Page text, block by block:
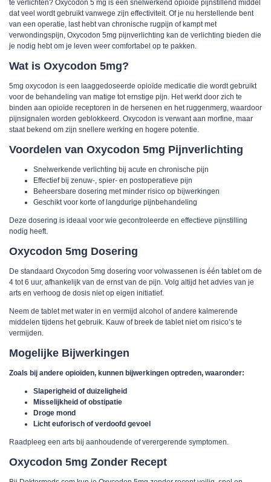
te verlichten? Oxycodon 5 mg is een snelwerkend opioïde pijnstillend middel
dat veel wordt gebruikt vanwege zijn effectiviteit. Of je nu herstellende bent
van een operatie, last hebt van chronische rugpijn of kampt met
verwondingspijn, Oxycodon 5mg pijnverlichting kan de verlichting bieden die
je nodig hebt om je leven weer comfortabel op te pakken.
Wat is Oxycodon 5mg?
5mg oxycodon is een laaggedoseerde opioïde medicatie die wordt gebruikt
voor de behandeling van matige tot ernstige pijn. Het werkt door zich te
binden aan opioïde receptoren in de hersenen en het ruggenmerg, waardoor
pijnsignalen worden geblokkeerd. Oxycodon is verwant aan morfine, maar
staat bekend om zijn snellere werking en hogere potentie.
Voordelen van Oxycodon 5mg Pijnverlichting
Snelwerkende verlichting bij acute en chronische pijn
Effectief bij zenuw-, spier- en postoperatieve pijn
Beheersbare dosering met minder risico op bijwerkingen
Geschikt voor korte of langdurige pijnbehandeling
Deze dosering is ideaal voor wie gecontroleerde en effectieve pijnstilling
nodig heeft.
Oxycodon 5mg Dosering
De standaard Oxycodon 5mg dosering voor volwassenen is één tablet om de
4 tot 6 uur, afhankelijk van de ernst van de pijn. Volg altijd het advies van je
arts en verhoog de dosis niet op eigen initiatief.
Neem de tablet met water in en vermijd alcohol of andere kalmerende
middelen tijdens het gebruik. Kauw of breek de tablet niet om risico’s te
vermijden.
Mogelijke Bijwerkingen
Zoals bij andere opioïden, kunnen bijwerkingen optreden, waaronder:
Slaperigheid of duizeligheid
Misselijkheid of obstipatie
Droge mond
Licht euforisch of verdoofd gevoel
Raadpleeg een arts bij aanhoudende of verergerende symptomen.
Oxycodon 5mg Zonder Recept